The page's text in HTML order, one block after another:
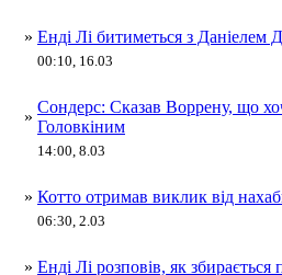
» Енді Лі битиметься з Даніелем
00:10, 16.03
»
Сондерс: Сказав Воррену, що
Головкіним
14:00, 8.03
» Котто отримав виклик від
06:30, 2.03
» Енді Лі розповів, як збирається